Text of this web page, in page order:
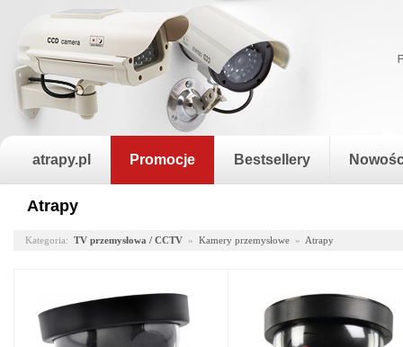
atrapy.pl Promocje Bestsellery
Atrapy
Kategoria: TV przemysłowa / CCTV » Kamery przemysłowe » Atrapy